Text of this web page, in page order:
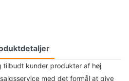
tilbudt kunder produkter af høj
med det formål at give